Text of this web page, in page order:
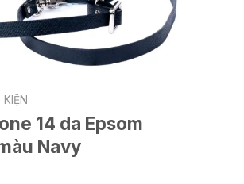
KIỆN
14 da Epsom
Navy